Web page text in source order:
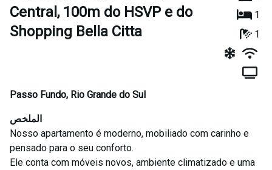
Central, 100m do HSVP e do
Shopping Bella Citta
1
1
Passo Fundo, Rio Grande do Sul
الملخص
Nosso apartamento é moderno, mobiliado com carinho e
pensado para o seu conforto.
Ele conta com móveis novos, ambiente climatizado e uma